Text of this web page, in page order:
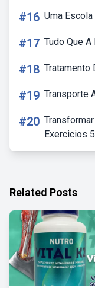
#16 Uma
#17 Tudo Que
#18 Tratamento
#19 Transporte
#20
Exercicios
Related Posts